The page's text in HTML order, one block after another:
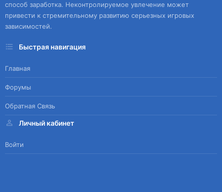
способ заработка. Неконтролируемое увлечение может
привести к стремительному развитию серьезных игровых
зависимостей.
Быстрая навигация
Главная
Форумы
Обратная Связь
Личный кабинет
Войти